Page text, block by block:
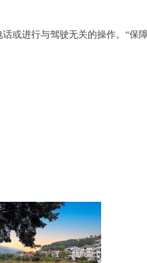
或进行与驾驶无关的操作。“保